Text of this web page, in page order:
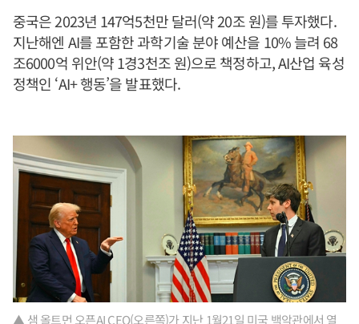
중국은 2023년 147억5천만 달러(약 20조 원)를 투자했다.
지난해엔 AI를 포함한 과학기술 분야 예산을 10% 늘려 68
조6000억 위안(약 1경3천조 원)으로 책정하고, AI산업 육성
정책인 ‘AI+ 행동’을 발표했다.
▲ 샘 올트먼 오픈AI CEO(오른쪽)가 지난 1월21일 미국 백악관에서 열